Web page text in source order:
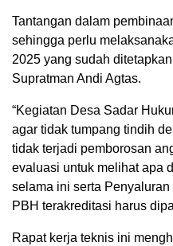
Tantangan dalam
sehingga perlu
2025 yang sudah
Supratman Andi Agtas.
“Kegiatan Desa Sadar
agar tidak tumpang tindih
tidak terjadi pemborosan
evaluasi untuk melihat apa
selama ini serta
PBH terakreditasi harus
Rapat kerja teknis ini